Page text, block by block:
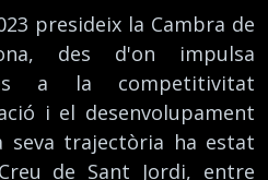
presideix la Cambra de
des d'on impulsa
a la competitivitat
i el desenvolupament
seva trajectòria ha estat
de Sant Jordi, entre